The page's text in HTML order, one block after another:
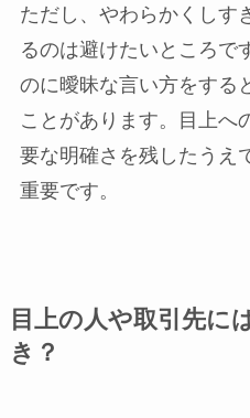
ただし、やわらかくしす
るのは避けたいところで
のに曖昧な言い方をする
ことがあります。目上へ
要な明確さを残したうえ
重要です。
目上の人や取引先に
き？